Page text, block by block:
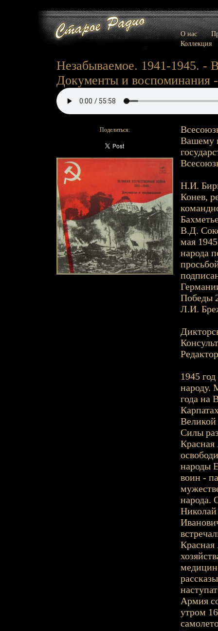
О нас
Коллекция
Незабываемое. 1941-1945. -
Документы и воспоминания -
Поделиться:
Вашему
Н.И.
Конев,
В.Д.
мая
народа
Победы
Л.И.
1945
народу.
года на
Силы
народы
воин -
народа.
Армия
утром